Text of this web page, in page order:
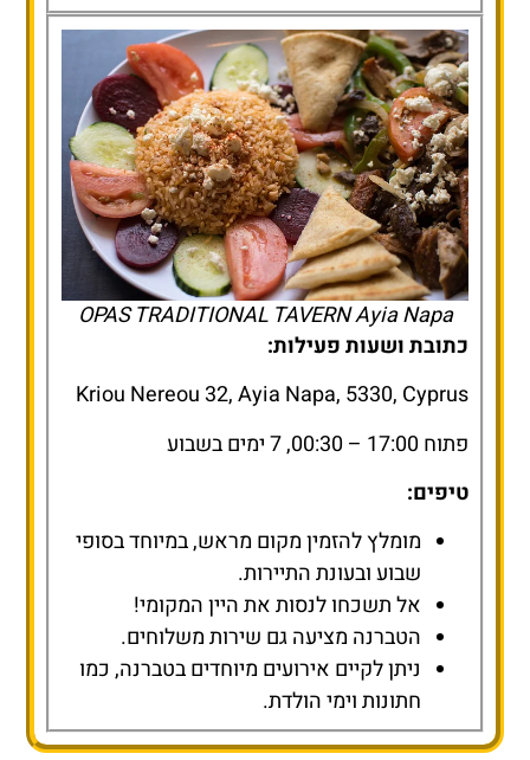
OPAS TRADITIONAL TAVERN Ayia Napa
כתובת ושעות פעילות:
Kriou Nereou 32, Ayia Napa, 5330, Cyprus
פתוח 17:00 – 00:30, 7 ימים בשבוע
טיפים:
מומלץ להזמין מקום מראש, במיוחד בסופי
שבוע ובעונת התיירות.
אל תשכחו לנסות את היין המקומי!
הטברנה מציעה גם שירות משלוחים.
ניתן לקיים אירועים מיוחדים בטברנה, כמו
חתונות וימי הולדת.